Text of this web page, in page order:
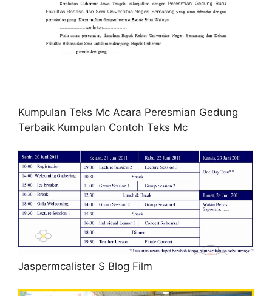
Kumpulan Teks Mc Acara Peresmian Gedung
Terbaik Kumpulan Contoh Teks Mc
Jaspermcalister S Blog Film